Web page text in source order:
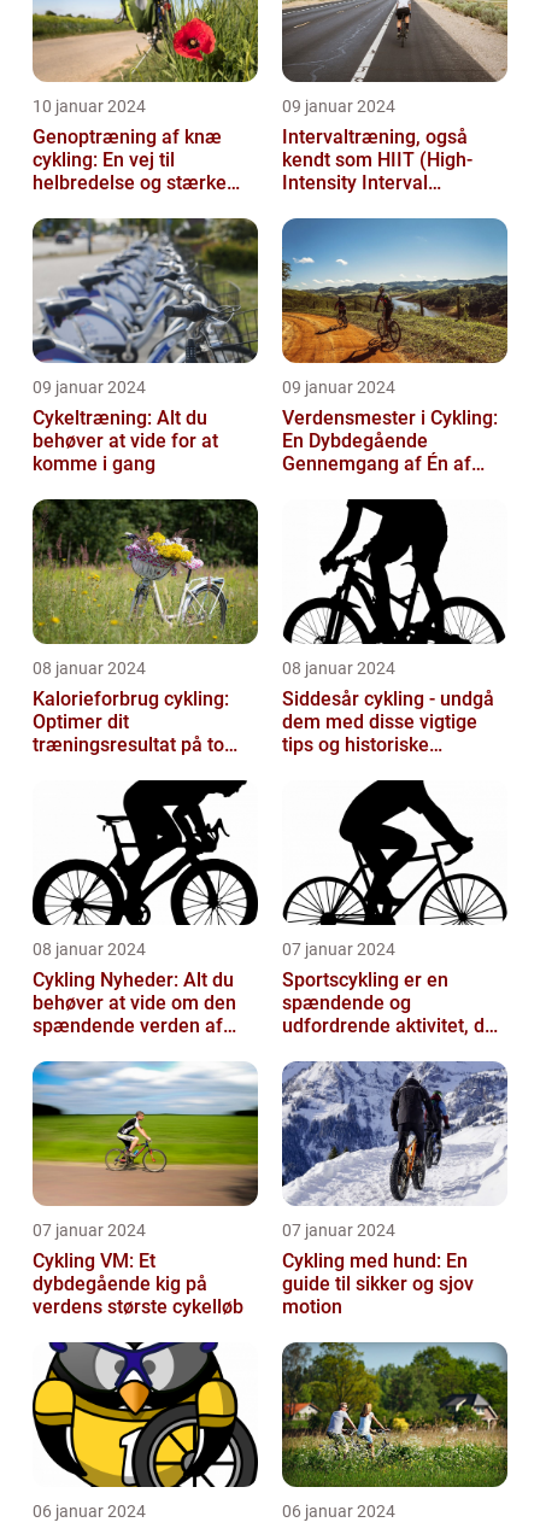
10 januar 2024
Genoptræning af knæ
cykling: En vej til
helbredelse og stærke
09 januar 2024
Intervaltræning, også
kendt som HIIT (High-
Intensity Interval
træningsmetod...
09 januar 2024
Cykeltræning: Alt du
behøver at vide for at
komme i gang
09 januar 2024
Verdensmester i Cykling:
En Dybdegående
Gennemgang af Én af
Prestigefyldte r
08 januar 2024
Kalorieforbrug cykling:
Optimer dit
træningsresultat på to
08 januar 2024
Siddesår cykling - undgå
dem med disse vigtige
tips og historiske
08 januar 2024
Cykling Nyheder: Alt du
behøver at vide om den
spændende verden af
07 januar 2024
Sportscykling er en
spændende og
udfordrende aktivitet, der
fritidsmotionister o...
07 januar 2024
Cykling VM: Et
dybdegående kig på
verdens største cykelløb
07 januar 2024
Cykling med hund: En
guide til sikker og sjov
motion
06 januar 2024 06 januar 2024